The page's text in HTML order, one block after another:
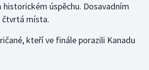
úspěchu. Dosavadním
čtvrtá místa.
kteří ve finále porazili Kanadu